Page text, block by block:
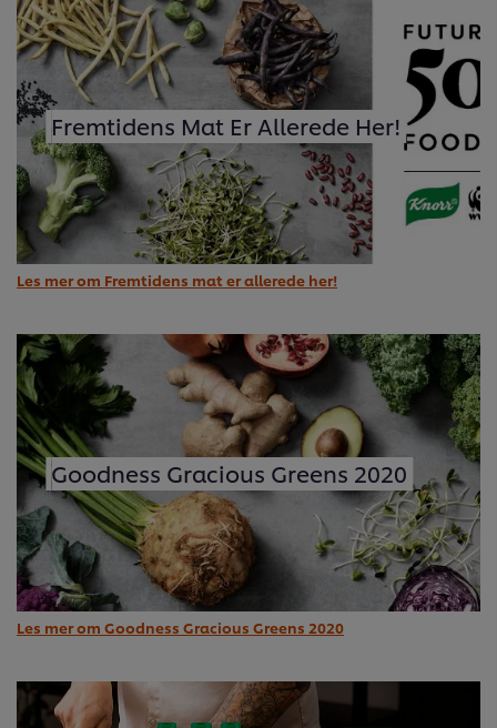
Fremtidens Mat Er Allerede Her!
Les mer om Fremtidens mat er allerede her!
Goodness Gracious Greens 2020
Les mer om Goodness Gracious Greens 2020